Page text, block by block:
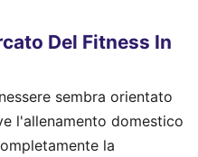
Del Fitness In
sembra orientato
l'allenamento domestico
la